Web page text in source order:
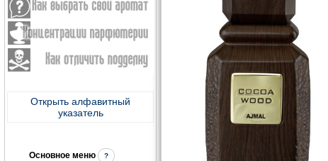
Открыть алфавитный
указатель
Основное меню ?